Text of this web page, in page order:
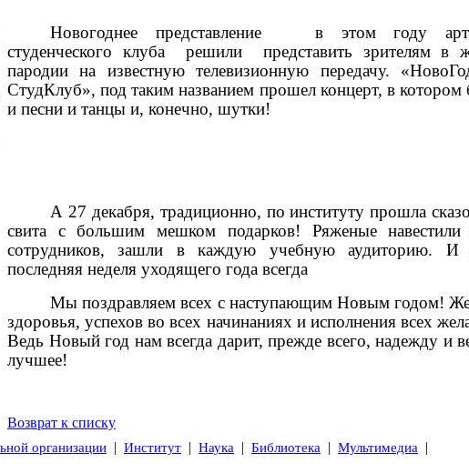
Новогоднее представление
в этом году
студенческого клуба
решили
представить зрителям в
пародии на известную телевизионную передачу.
СтудКлуб», под таким названием прошел концерт, в котором
и песни и танцы и, конечно, шутки!
А 27 декабря, традиционно, по институту прошла
свита с большим мешком подарков! Ряженые навестили
сотрудников, зашли в каждую учебную аудиторию. И
последняя неделя уходящего года всегда
Мы поздравляем всех с наступающим Новым годом!
здоровья, успехов во всех начинаниях и исполнения всех
Ведь Новый год нам всегда дарит, прежде всего, надежду и
лучшее!
Возврат к списку
организации | Институт | Наука | Библиотека | Мультимедиа |